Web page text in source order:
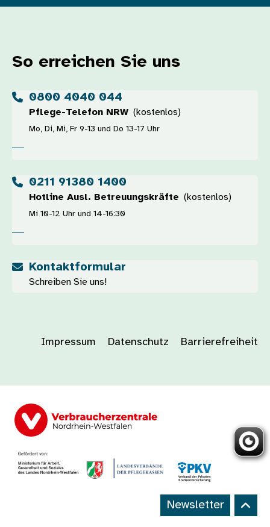
So erreichen Sie uns
0800 4040 044
Pflege-Telefon NRW (kostenlos)
Mo, Di, Mi, Fr 9-13 und Do 13-17 Uhr
0211 91380 1400
Hotline Ausl. Betreuungskräfte (kostenlos)
Mi 10-12 Uhr und 14-16:30
Kontaktformular
Schreiben Sie uns!
Impressum Datenschutz Barrierefreiheit
Newsletter